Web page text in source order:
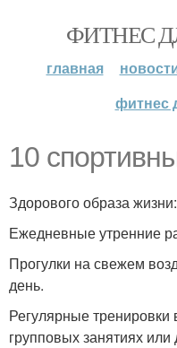
ФИТНЕС
главная
фитнес
10
Здорового образа
Ежедневные утренние
Прогулки на свежем
день.
Регулярные
групповых занятиях или